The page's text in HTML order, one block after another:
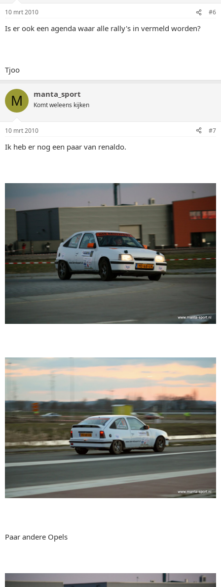
10 mrt 2010 #6
Is er ook een agenda waar alle rally's in vermeld worden?
Tjoo
M manta_sport
Komt weleens kijken
10 mrt 2010 #7
Ik heb er nog een paar van renaldo.
Paar andere Opels